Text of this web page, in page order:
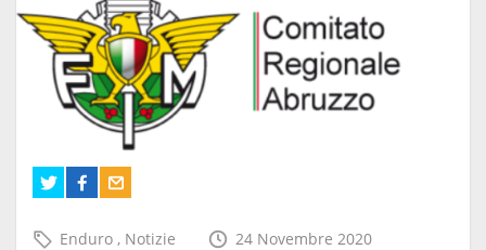
Enduro , Notizie 24 Novembre 2020